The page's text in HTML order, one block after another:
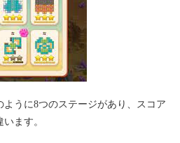
うに8つのステージがあり、スコア
ます。